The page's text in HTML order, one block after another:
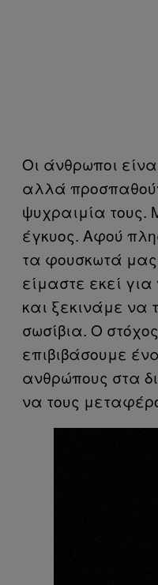
Οι άνθρωποι
αλλά
ψυχραιμία τους.
έγκυος. Αφού
τα φουσκωτά
είμαστε εκεί
και ξεκινάμε να
σωσίβια. Ο
επιβιβάσουμε
ανθρώπους στα
να τους